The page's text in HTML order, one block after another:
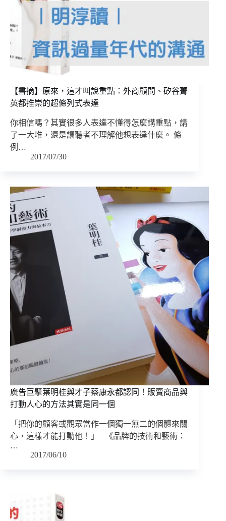
【書摘】原來，這才叫說重點：外商顧問、矽谷菁
英都推崇的超條列式表達
你相信嗎？其實很多人表達不懂得怎麼講重點，講
了一大堆，還是讓聽者不理解他想表達什麼。 條
例…
2017/07/30
廣告巨擘葉明桂與才子蔡康永都認同！販賣商品與
打動人心的方法其實是同一個
「把你的顧客或觀眾當作一個獨一無二的個體來關
心，這樣才能打動他！」 《品牌的技術和藝術：
…
2017/06/10